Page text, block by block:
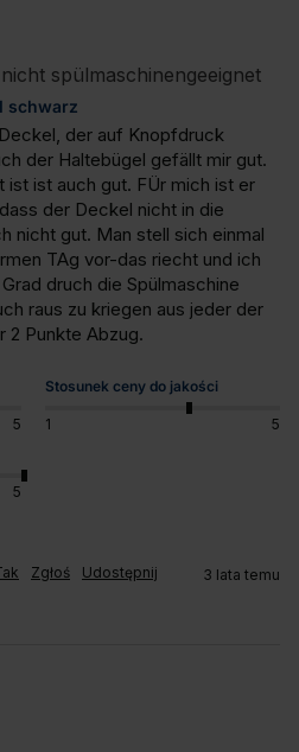
spülmaschinengeeignet
schwarz
der auf Knopfdruck
der Haltebügel gefällt mir gut.
ist ist auch gut. FÜr mich ist er
der Deckel nicht in die
nicht gut. Man stell sich einmal
TAg vor-das riecht und ich
druch die Spülmaschine
raus zu kriegen aus jeder der
2 Punkte Abzug.
5
Stosunek ceny do jakości
1
5
5
Zgłoś Udostępnij 3 lata temu